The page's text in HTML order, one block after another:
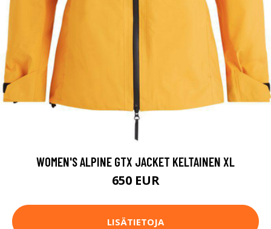
WOMEN'S ALPINE GTX JACKET KELTAINEN XL
650 EUR
LISÄTIETOJA